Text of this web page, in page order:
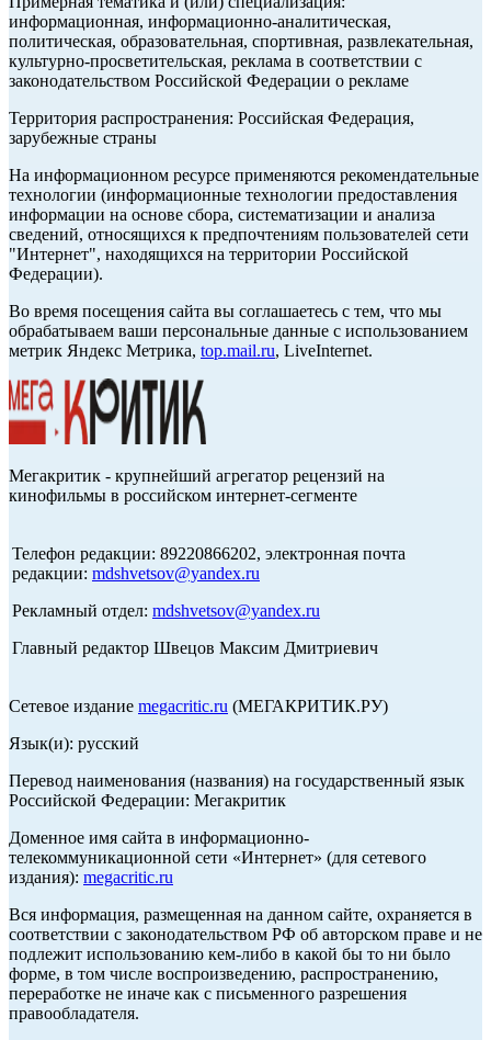
информационная, информационно-аналитическая,
политическая, образовательная, спортивная, развлекательная,
культурно-просветительская, реклама в соответствии с
законодательством Российской Федерации о рекламе
Территория распространения: Российская Федерация,
зарубежные страны
На информационном ресурсе применяются рекомендательные
технологии (информационные технологии предоставления
информации на основе сбора, систематизации и анализа
сведений, относящихся к предпочтениям пользователей сети
"Интернет", находящихся на территории Российской
Федерации).
Во время посещения сайта вы соглашаетесь с тем, что мы
обрабатываем ваши персональные данные с использованием
метрик Яндекс Метрика, top.mail.ru, LiveInternet.
Мегакритик - крупнейший агрегатор рецензий на
кинофильмы в российском интернет-сегменте
Телефон редакции: 89220866202, электронная почта
редакции: mdshvetsov@yandex.ru
Рекламный отдел: mdshvetsov@yandex.ru
Главный редактор Швецов Максим Дмитриевич
Сетевое издание megacritic.ru (МЕГАКРИТИК.РУ)
Язык(и): русский
Перевод наименования (названия) на государственный язык
Российской Федерации: Мегакритик
Доменное имя сайта в информационно-
телекоммуникационной сети «Интернет» (для сетевого
издания): megacritic.ru
Вся информация, размещенная на данном сайте, охраняется в
соответствии с законодательством РФ об авторском праве и не
подлежит использованию кем-либо в какой бы то ни было
форме, в том числе воспроизведению, распространению,
переработке не иначе как с письменного разрешения
правообладателя.